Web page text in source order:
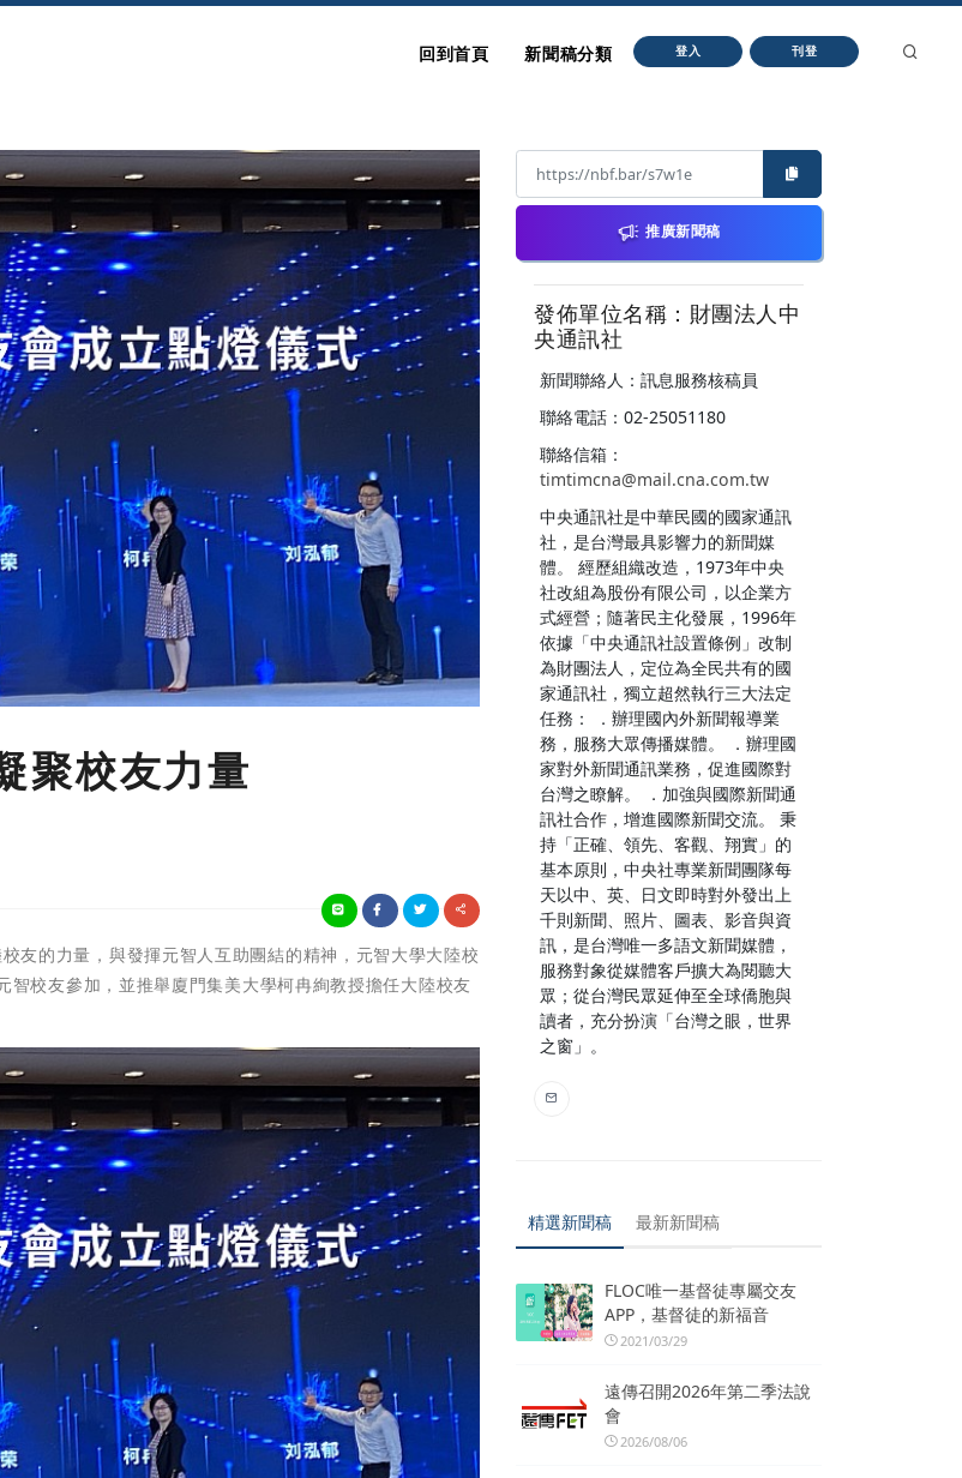
回到首頁 新聞稿分類 登入 刊登
聚校友力量
的力量，與發揮元智人互助團結的精神，元智大學大陸校
校友參加，並推舉廈門集美大學柯冉絢教授擔任大陸校友
推廣新聞稿
發佈單位名稱：財團法人中
央通訊社
新聞聯絡人：訊息服務核稿員
聯絡電話：02-25051180
聯絡信箱：
timtimcna@mail.cna.com.tw
中央通訊社是中華民國的國家通訊
社，是台灣最具影響力的新聞媒
體。 經歷組織改造，1973年中央
社改組為股份有限公司，以企業方
式經營；隨著民主化發展，1996年
依據「中央通訊社設置條例」改制
為財團法人，定位為全民共有的國
家通訊社，獨立超然執行三大法定
任務： ．辦理國內外新聞報導業
務，服務大眾傳播媒體。 ．辦理國
家對外新聞通訊業務，促進國際對
台灣之瞭解。 ．加強與國際新聞通
訊社合作，增進國際新聞交流。 秉
持「正確、領先、客觀、翔實」的
基本原則，中央社專業新聞團隊每
天以中、英、日文即時對外發出上
千則新聞、照片、圖表、影音與資
訊，是台灣唯一多語文新聞媒體，
服務對象從媒體客戶擴大為閱聽大
眾；從台灣民眾延伸至全球僑胞與
讀者，充分扮演「台灣之眼，世界
之窗」。
精選新聞稿 最新新聞稿
FLOC唯一基督徒專屬交友
APP，基督徒的新福音
2021/03/29
遠傳召開2026年第二季法說
會
2026/08/06